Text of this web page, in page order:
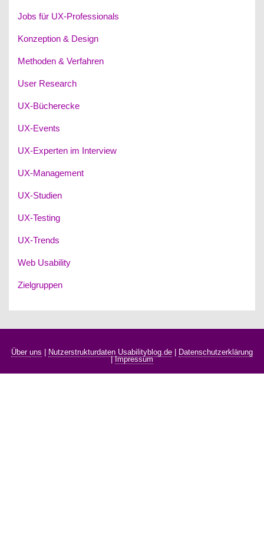
Jobs für UX-Professionals
Konzeption & Design
Methoden & Verfahren
User Research
UX-Bücherecke
UX-Events
UX-Experten im Interview
UX-Management
UX-Studien
UX-Testing
UX-Trends
Web Usability
Zielgruppen
Über uns | Nutzerstrukturdaten Usabilityblog.de | Datenschutzerklärung
|Impressum